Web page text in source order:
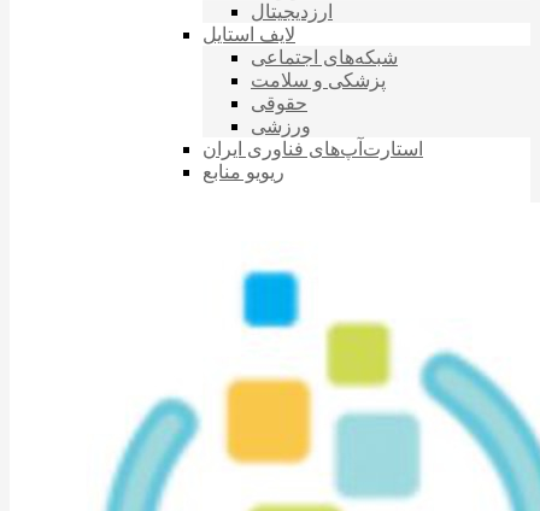
ارزدیجیتال
لایف استایل
شبکه‌های اجتماعی
پزشکی و سلامت
حقوقی
ورزشی
استارت‌آپ‌های فناوری ایران
ریویو منابع